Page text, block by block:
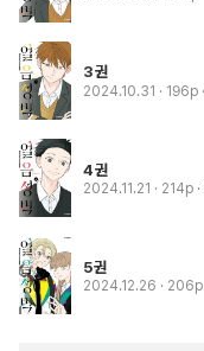
3권
2024.10.31 · 196p
4권
2024.11.21 · 214p
5권
2024.12.26 · 206p